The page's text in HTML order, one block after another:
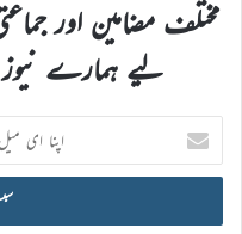
مختلف مضامین اور
لیے ہمارے نیوز
اپنا
ای
میل
ڈی